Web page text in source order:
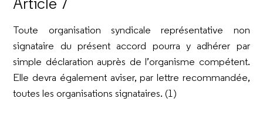
Toute organisation syndicale représentative non
signataire du présent accord pourra y adhérer par
simple déclaration auprès de l’organisme compétent.
Elle devra également aviser, par lettre recommandée,
toutes les organisations signataires. (1)